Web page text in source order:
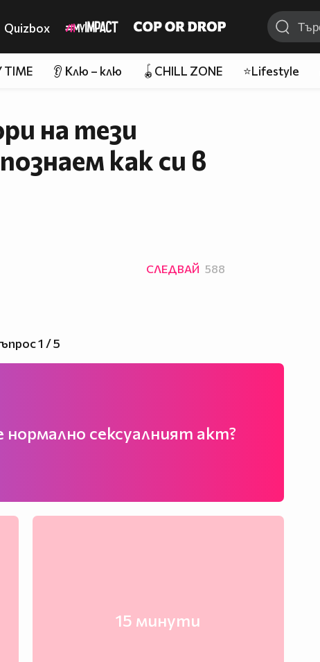
Quizbox
TIME 👂 Клю – клю 🪀CHILL ZONE ⭐Lifestyle
на тези
как си в
СЛЕДВАЙ 588
1 / 5
сексуалният акт?
15 минути